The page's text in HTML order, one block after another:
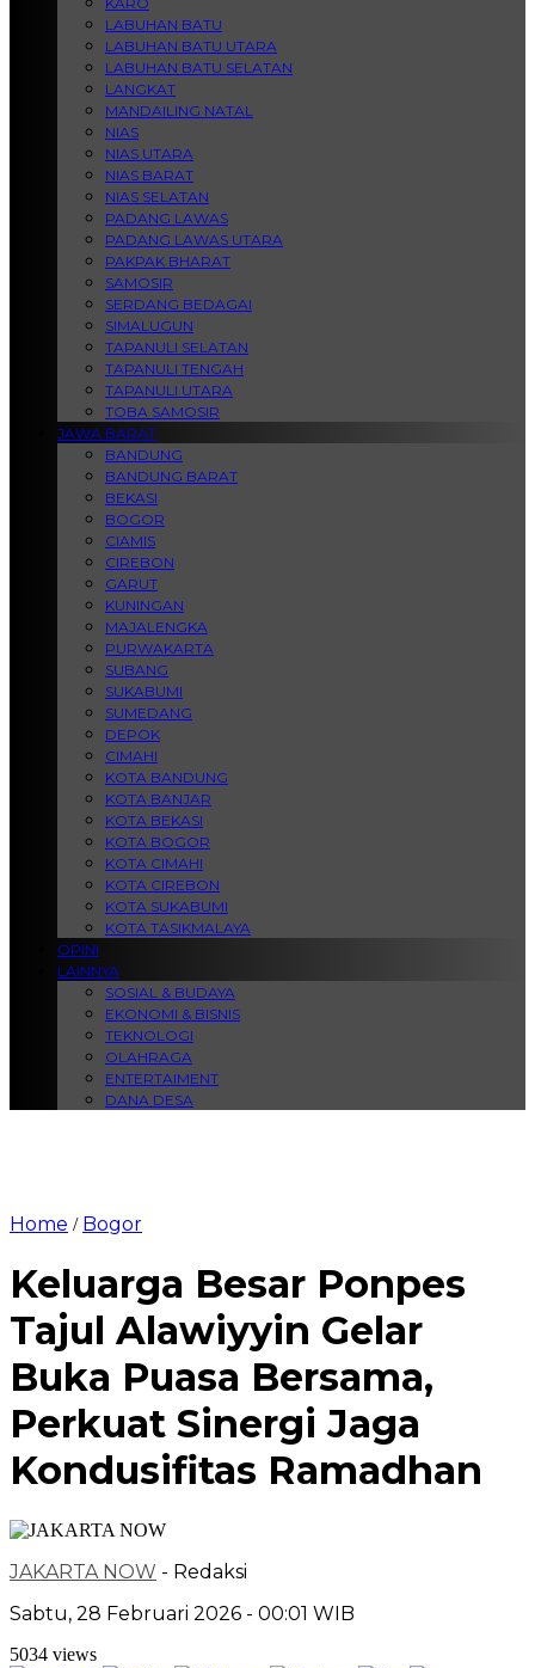
LABUHAN BATU
LABUHAN BATU UTARA
LABUHAN BATU SELATAN
LANGKAT
MANDAILING NATAL
NIAS
NIAS UTARA
NIAS BARAT
NIAS SELATAN
PADANG LAWAS
PADANG LAWAS UTARA
PAKPAK BHARAT
SAMOSIR
SERDANG BEDAGAI
SIMALUGUN
TAPANULI SELATAN
TAPANULI TENGAH
TAPANULI UTARA
TOBA SAMOSIR
JAWA BARAT
BANDUNG
BANDUNG BARAT
BEKASI
BOGOR
CIAMIS
CIREBON
GARUT
KUNINGAN
MAJALENGKA
PURWAKARTA
SUBANG
SUKABUMI
SUMEDANG
DEPOK
CIMAHI
KOTA BANDUNG
KOTA BANJAR
KOTA BEKASI
KOTA BOGOR
KOTA CIMAHI
KOTA CIREBON
KOTA SUKABUMI
KOTA TASIKMALAYA
OPINI
LAINNYA
SOSIAL & BUDAYA
EKONOMI & BISNIS
TEKNOLOGI
OLAHRAGA
ENTERTAIMENT
DANA DESA
Home / Bogor
Keluarga Besar Ponpes
Tajul Alawiyyin Gelar
Buka Puasa Bersama,
Perkuat Sinergi Jaga
Kondusifitas Ramadhan
JAKARTA NOW - Redaksi
Sabtu, 28 Februari 2026 - 00:01 WIB
5034 views